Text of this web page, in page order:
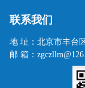
联系我们
地 址：北京市丰台
邮 箱：